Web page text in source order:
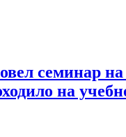
семинар
на